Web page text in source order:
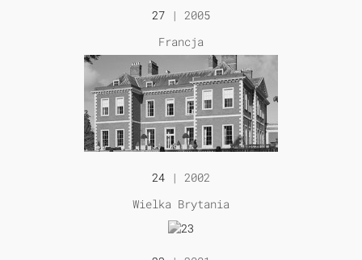
27 | 2005
Francja
24 | 2002
Wielka Brytania